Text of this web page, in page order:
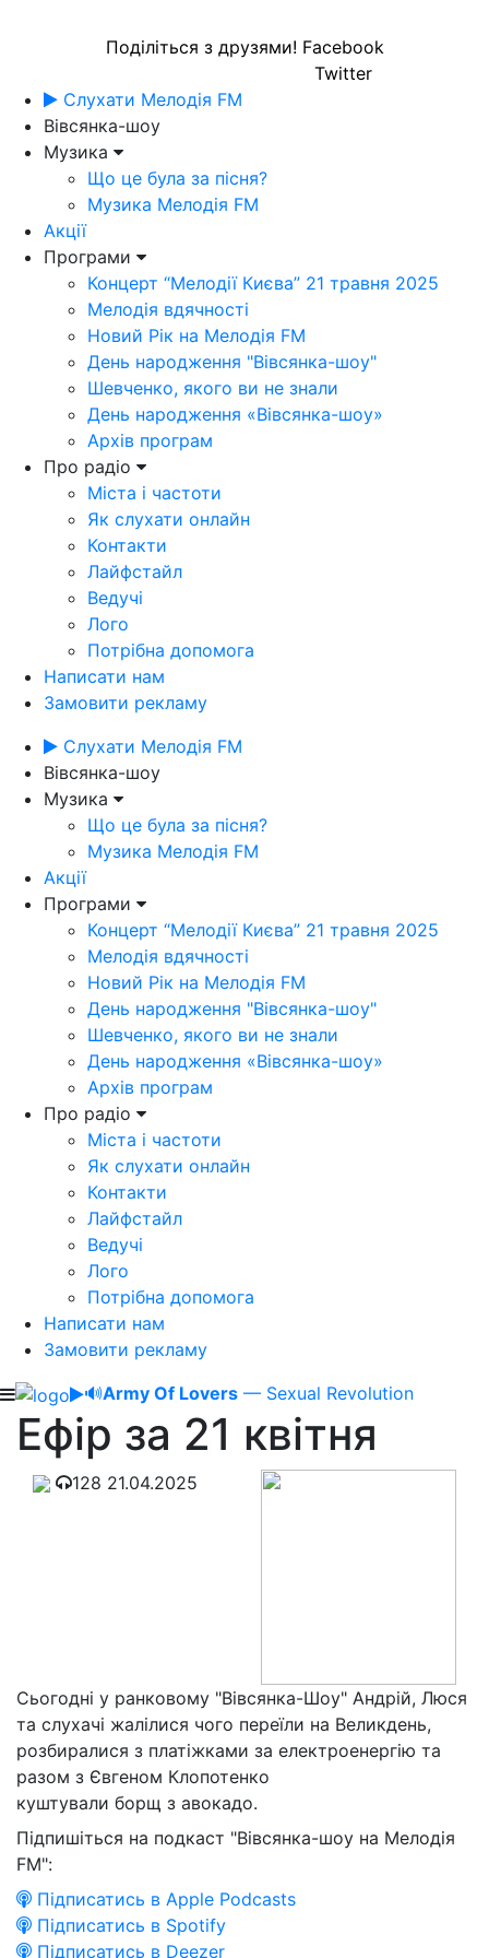
Поділіться з друзями! Facebook
Twitter
Слухати Мелодія FM
Вівсянка-шоу
Музика
Що це була за пісня?
Музика Мелодія FM
Акції
Програми
Концерт “Мелодії Києва” 21 травня 2025
Мелодія вдячності
Новий Рік на Мелодія FM
День народження "Вівсянка-шоу"
Шевченко, якого ви не знали
День народження «Вівсянка-шоу»
Архів програм
Про радіо
Міста і частоти
Як слухати онлайн
Контакти
Лайфстайл
Ведучі
Лого
Потрібна допомога
Написати нам
Замовити рекламу
Слухати Мелодія FM
Вівсянка-шоу
Музика
Що це була за пісня?
Музика Мелодія FM
Акції
Програми
Концерт “Мелодії Києва” 21 травня 2025
Мелодія вдячності
Новий Рік на Мелодія FM
День народження "Вівсянка-шоу"
Шевченко, якого ви не знали
День народження «Вівсянка-шоу»
Архів програм
Про радіо
Міста і частоти
Як слухати онлайн
Контакти
Лайфстайл
Ведучі
Лого
Потрібна допомога
Написати нам
Замовити рекламу
🔊Army Of Lovers — Sexual Revolution
Ефір за 21 квітня
128 21.04.2025
Сьогодні у ранковому "Вівсянка-Шоу" Андрій, Люся
та слухачі жалілися чого переїли на Великдень,
розбиралися з платіжками за електроенергію та
разом з Євгеном Клопотенко
куштували борщ з авокадо.
Підпишіться на подкаст "Вівсянка-шоу на Мелодія
FM":
Підписатись в Apple Podcasts
Підписатись в Spotify
Підписатись в Deezer